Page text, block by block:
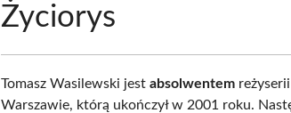
Życiorys
Tomasz Wasilewski jestabsolwentem
Warszawie, którą ukończył w 2001 roku.